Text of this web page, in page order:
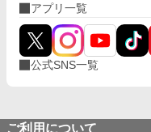
アプリ一覧
公式SNS一覧
ご利用について